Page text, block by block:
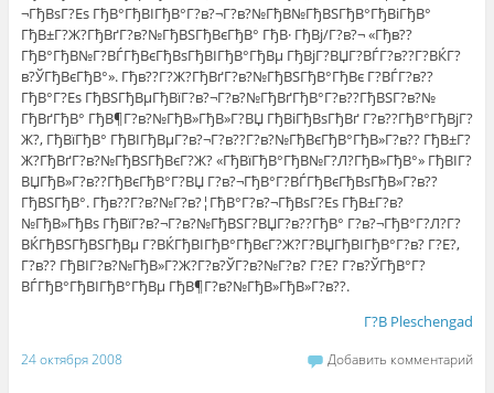
¬ГђВѕГ?Еѕ ГђВ°ГђВІГђВ°Г?в?¬Г?в?№ГђВ№ГђВЅГђВ°ГђВіГђВ°
ГђВ±Г?Ж?ГђВґГ?в?№ГђВЅГђВєГђВ° ГђВ· ГђВј/Г?в?¬ «Гђв??
ГђВ°ГђВ№Г?ВЃГђВєГђВѕГђВІГђВ°ГђВµ ГђВјГ?ВЏГ?ВЃГ?в??Г?ВЌГ?
в?ЎГђВєГђВ°». Гђв??Г?Ж?ГђВґГ?в?№ГђВЅГђВ°ГђВє Г?ВЃГ?в??
ГђВ°Г?Еѕ ГђВЅГђВµГђВїГ?в?¬Г?в?№ГђВґГђВ°Г?в??ГђВЅГ?в?№
ГђВґГђВ° ГђВ¶Г?в?№ГђВ»ГђВ»Г?ВЏ ГђВіГђВѕГђВґ Г?в??ГђВ°ГђВјГ?
Ж?, ГђВїГђВ° ГђВІГђВµГ?в?¬Г?в??Г?в?№ГђВєГђВ°ГђВ»Г?в?? ГђВ±Г?
Ж?ГђВґГ?в?№ГђВЅГђВєГ?Ж? «ГђВїГђВ°ГђВ№Г?Л?ГђВ»ГђВ°» ГђВІГ?
ВЏГђВ»Г?в??ГђВєГђВ°Г?ВЏ Г?в?¬ГђВ°Г?ВЃГђВєГђВѕГђВ»Г?в??
ГђВЅГђВ°. Гђв??Г?в?№Г?в?¦ГђВ°Г?в?¬ГђВѕГ?Еѕ ГђВ±Г?в?
№ГђВ»ГђВѕ ГђВїГ?в?¬Г?в?№ГђВЅГ?ВЏГ?в??ГђВ° Г?в?¬ГђВ°Г?Л?Г?
ВЌГђВЅГђВЅГђВµ Г?ВЌГђВІГђВ°ГђВєГ?Ж?Г?ВЏГђВІГђВ°Г?в? Г?Е?,
Г?в?? ГђВІГ?в?№ГђВ»Г?Ж?Г?в?ЎГ?в?№Г?в? Г?Е? Г?в?ЎГђВ°Г?
ВЃГђВ°ГђВІГђВ°ГђВµ ГђВ¶Г?в?№ГђВ»ГђВ»Г?в??.
Г?В Pleschengad
24 октября 2008 Добавить комментарий